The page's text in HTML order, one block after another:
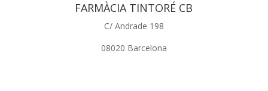
FARMÀCIA TINTORÉ CB
C/ Andrade 198
08020 Barcelona